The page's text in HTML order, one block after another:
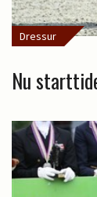
Dressur
Nu